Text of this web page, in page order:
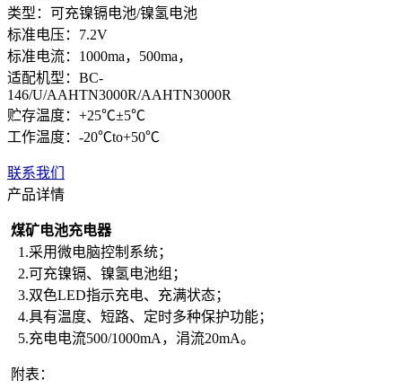
类型：可充镍镉电池/镍氢电池
标准电压：7.2V
标准电流：1000ma，500ma，
适配机型：BC-
146/U/AAHTN3000R/AAHTN3000R
贮存温度：+25℃±5℃
工作温度：-20℃to+50℃
联系我们
产品详情
煤矿电池充电器
1.采用微电脑控制系统；
2.可充镍镉、镍氢电池组；
3.双色LED指示充电、充满状态；
4.具有温度、短路、定时多种保护功能；
5.充电电流500/1000mA，涓流20mA。
附表：